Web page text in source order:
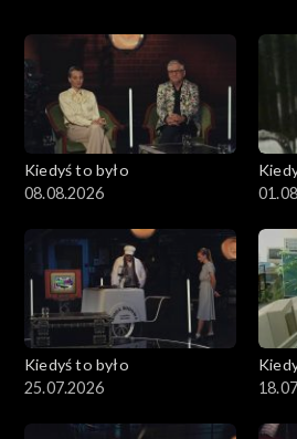
Odcinki
Kiedyś to było
08.08.2026
Kiedyś to było
25.07.2026